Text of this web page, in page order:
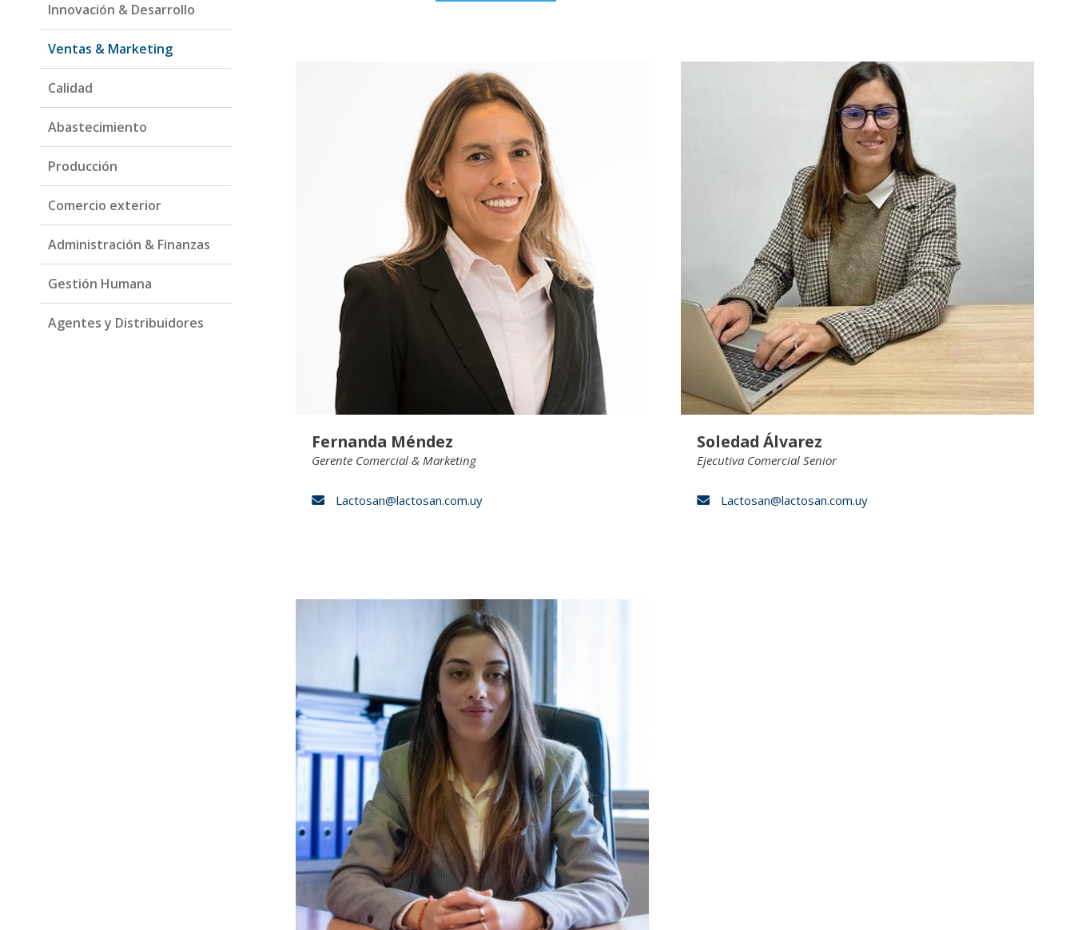
Innovación & Desarrollo
Ventas & Marketing
Calidad
Abastecimiento
Producción
Comercio exterior
Administración & Finanzas
Gestión Humana
Agentes y Distribuidores
Fernanda Méndez
Gerente Comercial & Marketing
Lactosan@lactosan.com.uy
Soledad Álvarez
Ejecutiva Comercial Senior
Lactosan@lactosan.com.uy